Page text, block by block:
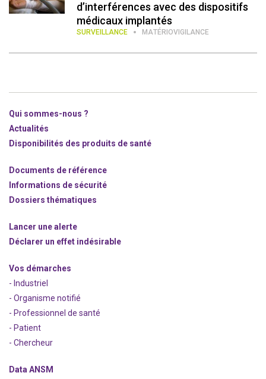
d’interférences avec des dispositifs
médicaux implantés
SURVEILLANCE MATÉRIOVIGILANCE
Qui sommes-nous ?
Actualités
Disponibilités des produits de santé
Documents de référence
Informations de sécurité
Dossiers thématiques
Lancer une alerte
Déclarer un effet indésirable
Vos démarches
- Industriel
- Organisme notifié
- Professionnel de santé
- Patient
- Chercheur
Data ANSM